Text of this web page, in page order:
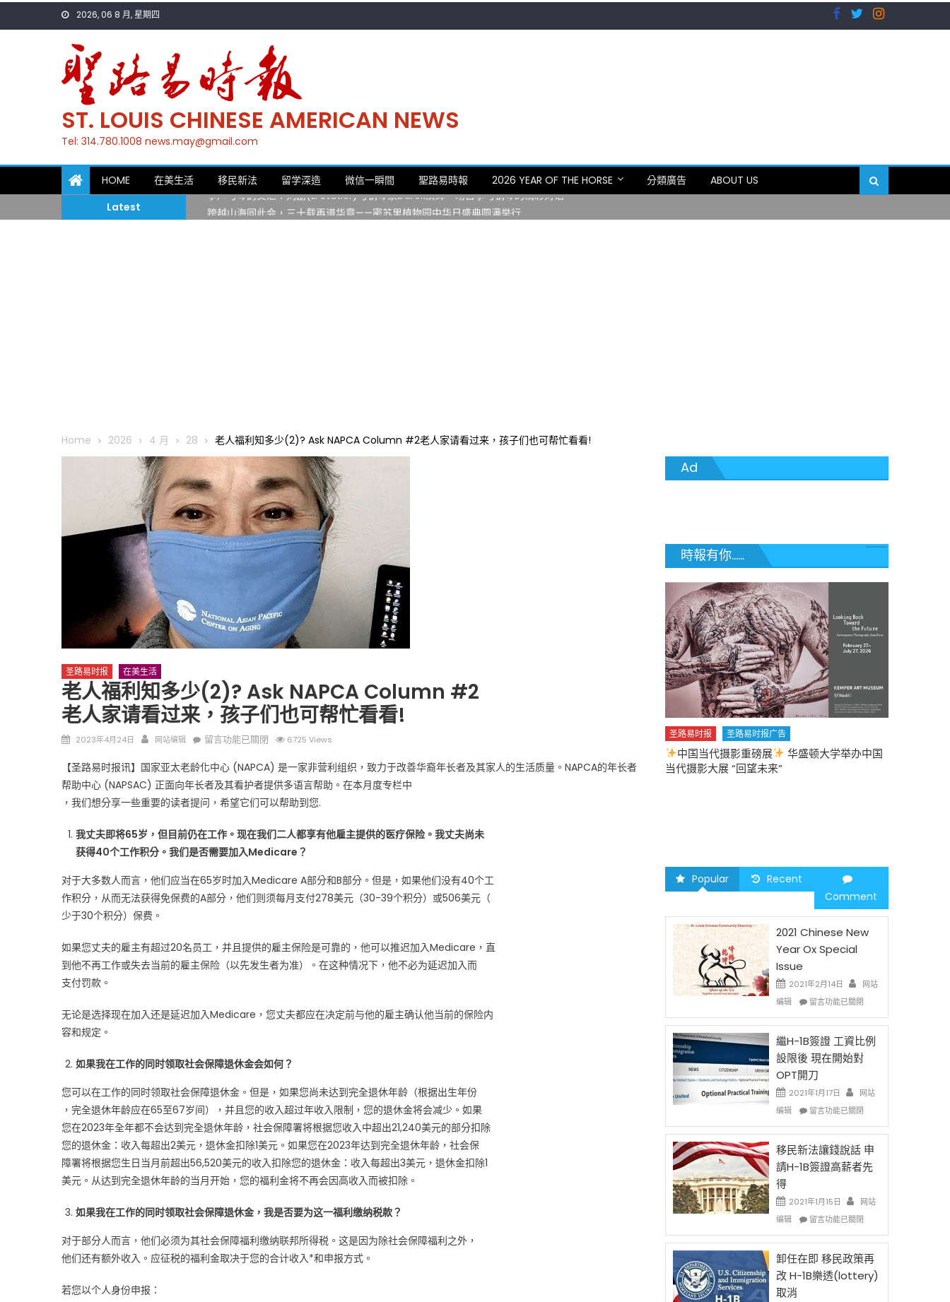
2026, 06 8 月, 星期四
ST. LOUIS CHINESE AMERICAN NEWS
Tel: 314.780.1008 news.may@gmail.com
HOME 在美生活 移民新法 留学深造 微信一瞬間 聖路易時報 2026 YEAR OF THE HORSE 分類廣告
ABOUT US
Latest
一晃三十年，初夏又相逢。中华日，等你来赴约 —— 密苏里植物园“中华日三十周年特别报道（五）
筝声与琴韵交汇：刘励(Li Statler)与钢琴家Darek演绎一场古筝与钢琴的精彩对话
跨越山海同此会，三十载再谱华章——密苏里植物园中华日盛典圆满举行
Home 2026 4 月 28 老人福利知多少(2)? Ask NAPCA Column #2老人家请看过来，孩子们也可帮忙看看!
圣路易时报 在美生活
老人福利知多少(2)? Ask NAPCA Column #2
老人家请看过来，孩子们也可帮忙看看!
Posted
2023年4月24日 Author
网站编辑
在
人
福
利
多
少
Ask
NAPCA
老
人
看
孩
们
也
可
帮
忙
看
中
留言功能已關閉 6725 Views
【圣路易时报讯】国家亚太老龄化中心 (NAPCA) 是一家非营利组织，致力于改善华裔年长者及其家人的生活质量。NAPCA的年长者
帮助中心 (NAPSAC) 正面向年长者及其看护者提供多语言帮助。在本月度专栏中
，我们想分享一些重要的读者提问，希望它们可以帮助到您.
我丈夫即将65岁，但目前仍在工作。现在我们二人都享有他雇主提供的医疗保险。我丈夫尚未
获得40个工作积分。我们是否需要加入Medicare？
对于大多数人而言，他们应当在65岁时加入Medicare A部分和B部分。但是，如果他们没有40个工
作积分，从而无法获得免保费的A部分，他们则须每月支付278美元（30-39个积分）或506美元（
少于30个积分）保费。
如果您丈夫的雇主有超过20名员工，并且提供的雇主保险是可靠的，他可以推迟加入Medicare，直
到他不再工作或失去当前的雇主保险（以先发生者为准）。在这种情况下，他不必为延迟加入而
支付罚款。
无论是选择现在加入还是延迟加入Medicare，您丈夫都应在决定前与他的雇主确认他当前的保险内
容和规定。
如果我在工作的同时领取社会保障退休金会如何？
您可以在工作的同时领取社会保障退休金。但是，如果您尚未达到完全退休年龄（根据出生年份
，完全退休年龄应在65至67岁间），并且您的收入超过年收入限制，您的退休金将会减少。如果
您在2023年全年都不会达到完全退休年龄，社会保障署将根据您收入中超出21,240美元的部分扣除
您的退休金：收入每超出2美元，退休金扣除1美元。如果您在2023年达到完全退休年龄，社会保
障署将根据您生日当月前超出56,520美元的收入扣除您的退休金：收入每超出3美元，退休金扣除1
美元。从达到完全退休年龄的当月开始，您的福利金将不再会因高收入而被扣除。
如果我在工作的同时领取社会保障退休金，我是否要为这一福利缴纳税款？
对于部分人而言，他们必须为其社会保障福利缴纳联邦所得税。这是因为除社会保障福利之外，
他们还有额外收入。应征税的福利金取决于您的合计收入*和申报方式。
若您以个人身份申报：
Ad
時報有你......
Lu Team 卢长志
免费健康检查 无需预约 免费赠送血压计供符合
条件者使用 欢迎参加索取! 4月18日星期六 上午
9点至中午 Grace UM Church
了解您的数字! 3月21日星期六 上午9点至中午
圣路易时报 圣路易时报广告
中国当代摄影重磅展
华盛顿大学举办中国
当代摄影大展 “回望未来”
Popular
Recent
Comment
2021 Chinese New
Year Ox Special
Issue
2021年2月14日
网站
编辑
在
Chinese
New
Year
Ox
Special
Issue〉
中
留言功能已關閉
繼H-1B簽證 工資比例
設限後 現在開始對
OPT開刀
2021年1月17日
网站
编辑
在
H-
1B
簽
證
資
比
設
限
後
現
留言功能已關閉
移民新法讓錢說話 申
請H-1B簽證高薪者先
得
2021年1月15日
网站
编辑
在
民
新
法
讓
留言功能已關閉
卸任在即 移民政策再
改 H-1B樂透(lottery)
取消